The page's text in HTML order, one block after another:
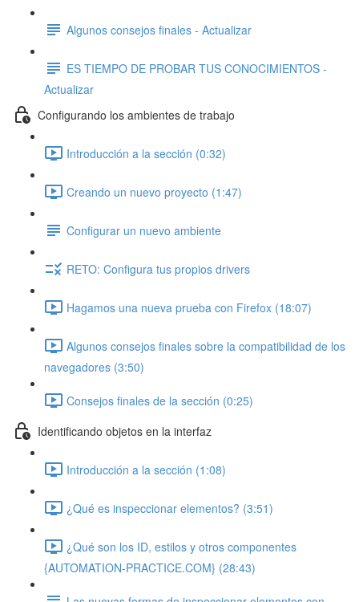
Algunos consejos finales - Actualizar
ES TIEMPO DE PROBAR TUS CONOCIMIENTOS -
Actualizar
Configurando los ambientes de trabajo
Introducción a la sección (0:32)
Creando un nuevo proyecto (1:47)
Configurar un nuevo ambiente
RETO: Configura tus propios drivers
Hagamos una nueva prueba con Firefox (18:07)
Algunos consejos finales sobre la compatibilidad de los
navegadores (3:50)
Consejos finales de la sección (0:25)
Identificando objetos en la interfaz
Introducción a la sección (1:08)
¿Qué es inspeccionar elementos? (3:51)
¿Qué son los ID, estilos y otros componentes
{AUTOMATION-PRACTICE.COM} (28:43)